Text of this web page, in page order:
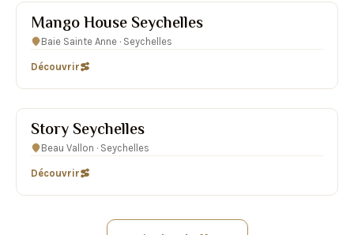
Mango House Seychelles
Baie Sainte Anne · Seychelles
Découvrir
Story Seychelles
Beau Vallon · Seychelles
Découvrir